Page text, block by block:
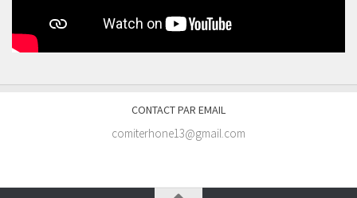
CONTACT PAR EMAIL
comiterhone13@gmail.com